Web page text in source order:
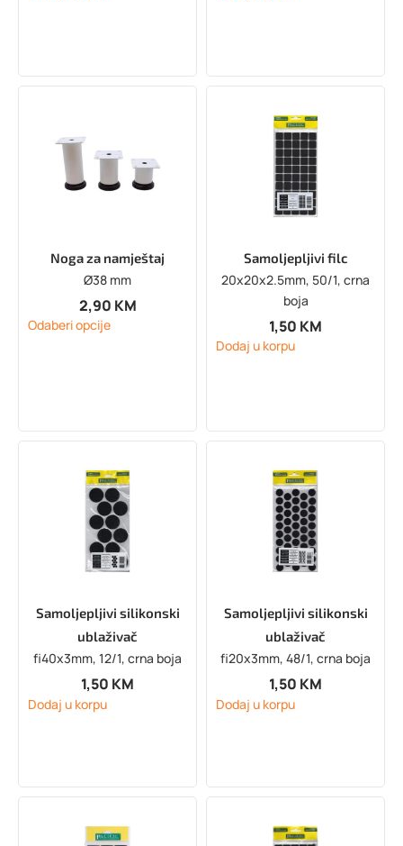
Noga za namještaj
Ø38 mm
2,90 KM
Odaberi opcije
Samoljepljivi filc
20x20x2.5mm, 50/1, crna
boja
1,50 KM
Dodaj u korpu
Samoljepljivi silikonski
ublaživač
fi40x3mm, 12/1, crna boja
1,50 KM
Dodaj u korpu
Samoljepljivi silikonski
ublaživač
fi20x3mm, 48/1, crna boja
1,50 KM
Dodaj u korpu